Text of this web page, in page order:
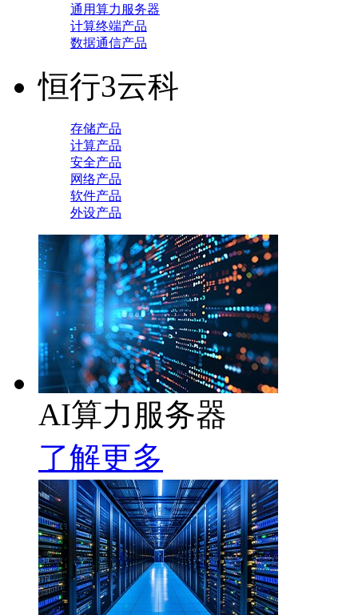
通用算力服务器
计算终端产品
数据通信产品
恒行3云科
存储产品
计算产品
安全产品
网络产品
软件产品
外设产品
AI算力服务器
了解更多